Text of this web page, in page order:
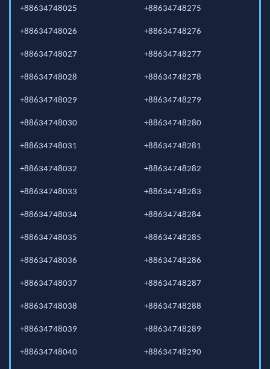
+88634748025
+88634748026
+88634748027
+88634748028
+88634748029
+88634748030
+88634748031
+88634748032
+88634748033
+88634748034
+88634748035
+88634748036
+88634748037
+88634748038
+88634748039
+88634748040
+88634748275
+88634748276
+88634748277
+88634748278
+88634748279
+88634748280
+88634748281
+88634748282
+88634748283
+88634748284
+88634748285
+88634748286
+88634748287
+88634748288
+88634748289
+88634748290